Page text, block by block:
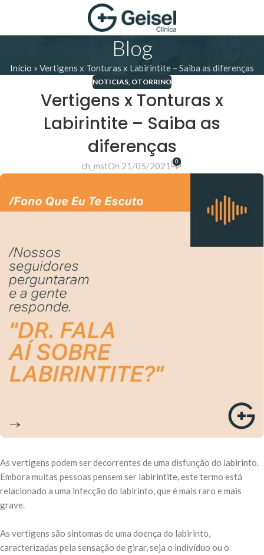
Blog
Início » Vertigens x Tonturas x Labirintite – Saiba as diferenças
NOTICIAS, OTORRINO
Vertigens x Tonturas x
Labirintite – Saiba as
diferenças
ch_mstOn 21/05/2021 0
As vertigens podem ser decorrentes de uma disfunção do labirinto.
Embora muitas pessoas pensem ser labirintite, este termo está
relacionado a uma infecção do labirinto, que é mais raro e mais
grave.
As vertigens são sintomas de uma doença do labirinto,
caracterizadas pela sensação de girar, seja o indivíduo ou o